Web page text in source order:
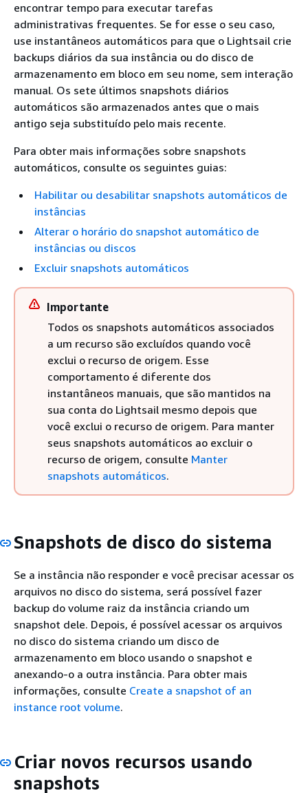
encontrar tempo para executar tarefas
administrativas frequentes. Se for esse o seu caso,
use instantâneos automáticos para que o Lightsail crie
backups diários da sua instância ou do disco de
armazenamento em bloco em seu nome, sem interação
manual. Os sete últimos snapshots diários
automáticos são armazenados antes que o mais
antigo seja substituído pelo mais recente.
Para obter mais informações sobre snapshots
automáticos, consulte os seguintes guias:
Habilitar ou desabilitar snapshots automáticos de
instâncias
Alterar o horário do snapshot automático de
instâncias ou discos
Excluir snapshots automáticos
Importante
Todos os snapshots automáticos associados
a um recurso são excluídos quando você
exclui o recurso de origem. Esse
comportamento é diferente dos
instantâneos manuais, que são mantidos na
sua conta do Lightsail mesmo depois que
você exclui o recurso de origem. Para manter
seus snapshots automáticos ao excluir o
recurso de origem, consulte Manter
snapshots automáticos.
Snapshots de disco do sistema
Se a instância não responder e você precisar acessar os
arquivos no disco do sistema, será possível fazer
backup do volume raiz da instância criando um
snapshot dele. Depois, é possível acessar os arquivos
no disco do sistema criando um disco de
armazenamento em bloco usando o snapshot e
anexando-o a outra instância. Para obter mais
informações, consulte Create a snapshot of an
instance root volume.
Criar novos recursos usando
snapshots